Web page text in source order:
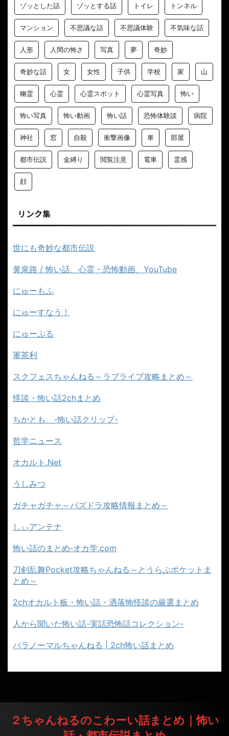
ゾッとした話 ゾッとする話 トイレ トンネル
マンション 不思議な話 不思議体験 不気味な話
人形 人間の怖さ 写真 夢 奇妙
奇妙な話 女 女性 子供 学校 家 山
幽霊 心霊 心霊スポット 心霊写真 怖い
怖い写真 怖い動画 怖い話 恐怖体験談 病院
神社 窓 自殺 衝撃画像 車 部屋
都市伝説 金縛り 閲覧注意 電車 霊感
顔
リンク集
世にも奇妙な都市伝説
黄泉路 / 怖い話、心霊・恐怖動画、YouTube
にゅーもふ
にゅーすなう！
にゅーぷる
軍茶利
スクフェスちゃんねる～ラブライブ攻略まとめ～
怪談・怖い話2chまとめ
ちかとも -怖い話クリップ-
哲学ニュース
オカルト.Net
うしみつ
ガチャガチャ～パズドラ攻略情報まとめ～
しぃアンテナ
怖い話のまとめ‐オカ学.com
刀剣乱舞Pocket攻略ちゃんねる～とうらぶポケットま
とめ～
2chオカルト板・怖い話・洒落怖怪談の厳選まとめ
人から聞いた怖い話-実話恐怖話コレクション-
パラノーマルちゃんねる | 2ch怖い話まとめ
２ちゃんねるのこわーい話まとめ｜怖い